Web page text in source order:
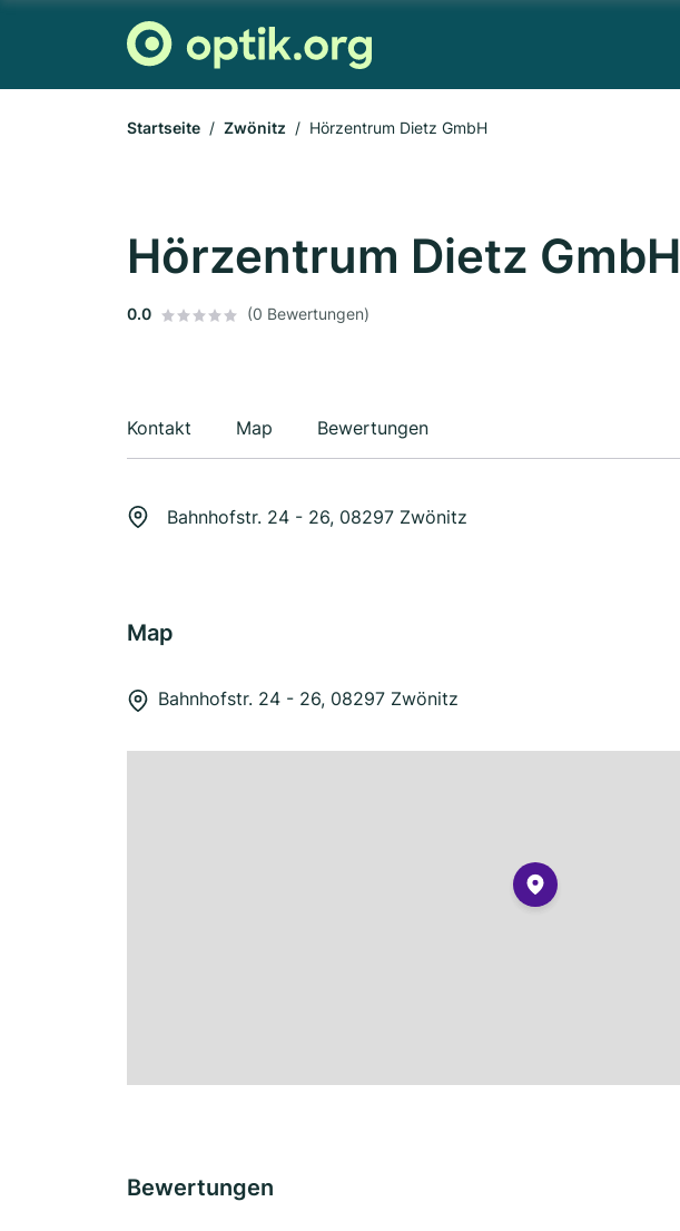
Startseite Zwönitz Hörzentrum Dietz GmbH
Hörzentrum Dietz GmbH
0.0 (0 Bewertungen)
Kontakt Map Bewertungen
Bahnhofstr. 24 - 26, 08297 Zwönitz
Map
Bahnhofstr. 24 - 26, 08297 Zwönitz
Bewertungen